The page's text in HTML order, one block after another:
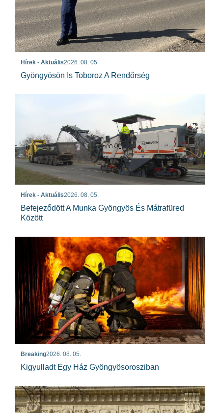
Hírek - Aktuális2026. 08. 05.
Gyöngyösön Is Toboroz A Rendőrség
Hírek - Aktuális2026. 08. 05.
Befejeződött A Munka Gyöngyös És Mátrafüred
Között
Breaking2026. 08. 05.
Kigyulladt Egy Ház Gyöngyösorosziban